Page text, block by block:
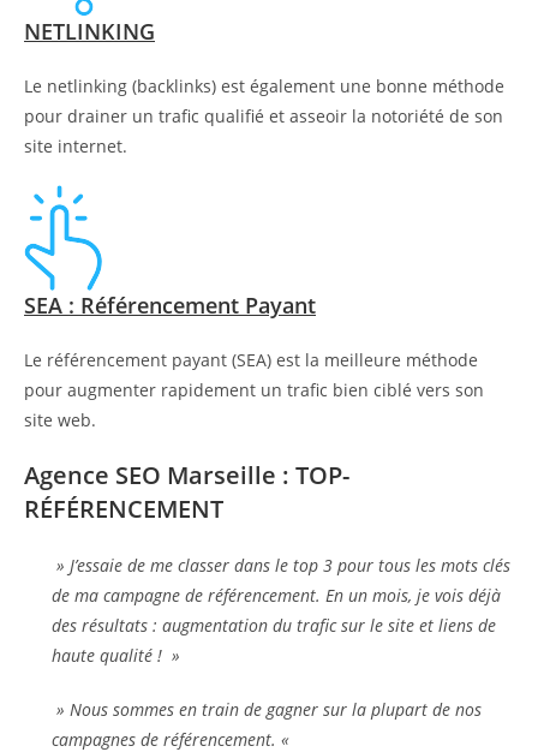
NETLINKING
Le netlinking (backlinks) est également une bonne méthode
pour drainer un trafic qualifié et asseoir la notoriété de son
site internet.
SEA : Référencement Payant
Le référencement payant (SEA) est la meilleure méthode
pour augmenter rapidement un trafic bien ciblé vers son
site web.
Agence SEO Marseille : TOP-
RÉFÉRENCEMENT
» J’essaie de me classer dans le top 3 pour tous les mots clés
de ma campagne de référencement. En un mois, je vois déjà
des résultats : augmentation du trafic sur le site et liens de
haute qualité ! »
» Nous sommes en train de gagner sur la plupart de nos
campagnes de référencement. «